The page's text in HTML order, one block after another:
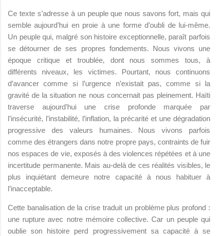
Ce texte s’adresse à un peuple que nous savons fort, mais qui
semble aujourd’hui en proie à une forme d’oubli de lui-même.
Un peuple qui, malgré son histoire exceptionnelle, paraît parfois
se détourner de ses propres fondements. Nous vivons une
époque critique et troublée, dont nous sommes tous, à
différents niveaux, les victimes. Pourtant, nous continuons
d’avancer comme si l’urgence n’existait pas, comme si la
gravité de la situation ne nous concernait pas pleinement. Haïti
traverse aujourd’hui une crise profonde marquée par
l’insécurité, l’instabilité, l’inflation, la précarité et une dégradation
progressive des valeurs humaines. Nous vivons parfois
comme des étrangers dans notre propre pays, contraints de fuir
nos espaces de vie, exposés à des violences répétées et à une
incertitude permanente. Mais au-delà de ces réalités visibles, le
plus inquiétant demeure notre capacité à nous habituer à
l’inacceptable.
Cette banalisation de la crise traduit un problème plus profond :
une rupture avec notre mémoire collective. Car un peuple qui
oublie son histoire perd progressivement sa capacité à se